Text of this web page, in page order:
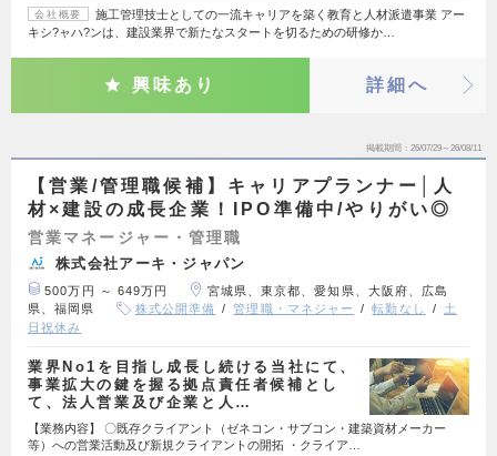
会社概要
施工管理技士としての一流キャリアを築く教育と人材派遣事業 アー
キシ?ャハ?ンは、建設業界で新たなスタートを切るための研修か…
興味あり 詳細へ
掲載期間 26/07/29～26/08/11
【営業/管理職候補】キャリアプランナー│人
材×建設の成長企業！IPO準備中/やりがい◎
営業マネージャー・管理職
株式会社アーキ・ジャパン
500万円 ～ 649万円
宮城県、東京都、愛知県、大阪府、広島
県、福岡県
株式公開準備 管理職・マネジャー 転勤なし
土
日祝休み
業界No1を目指し成長し続ける当社にて、
事業拡大の鍵を握る拠点責任者候補とし
て、法人営業及び企業と人…
【業務内容】 〇既存クライアント（ゼネコン・サブコン・建築資材メーカー
等）への営業活動及び新規クライアントの開拓 ・クライア…